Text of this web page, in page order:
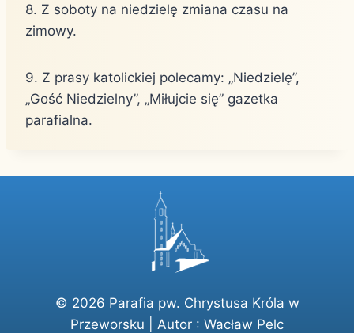
8. Z soboty na niedzielę zmiana czasu na
zimowy.
9. Z prasy katolickiej polecamy: „Niedzielę”,
„Gość Niedzielny”, „Miłujcie się” gazetka
parafialna.
© 2026 Parafia pw. Chrystusa Króla w
Przeworsku | Autor : Wacław Pelc